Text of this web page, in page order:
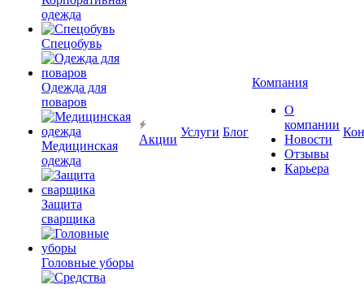
одежда
Спецобувь
Одежда для
поваров
Медицинская
одежда
Защита
сварщика
Головные уборы
Акции
Услуги Блог
Компания
О
компании
Новости
Отзывы
Карьера